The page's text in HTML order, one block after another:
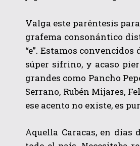
Valga este paréntesis
grafema consonántico
“e”. Estamos convencidos
súper sifrino, y acaso
grandes como Pancho
Serrano, Rubén Mijares,
ese acento no existe, es
Aquella Caracas, en días